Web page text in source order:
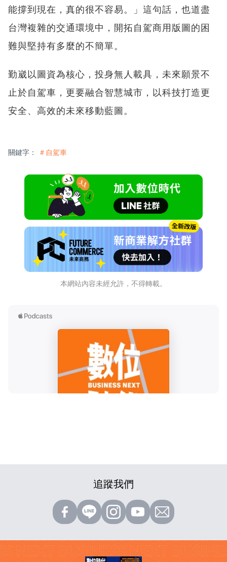
能撐到現在，真的很不容易。」這句話，也道盡
台灣複雜的交通環境中，開拓自駕商用版圖的困
難與堅持有多麼的不簡單。
勤崴以圖資為核心，投身無人載具，未來願景不
止於自駕車，更要融合智慧城市，以科技打造更
安全、高效的未來移動藍圖。
關鍵字： ＃自駕車
本網站內容未經允許，不得轉載。
追蹤我們